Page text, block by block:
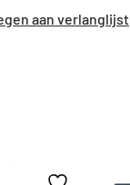
aan verlanglijst